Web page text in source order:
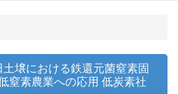
土壌における鉄還元菌窒素固
窒素農業への応用 低炭素社